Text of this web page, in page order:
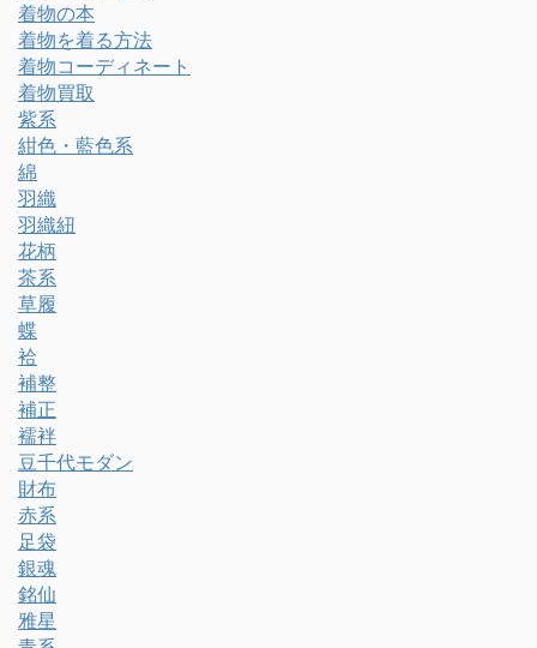
着物の本
着物を着る方法
着物コーディネート
着物買取
紫系
紺色・藍色系
綿
羽織
羽織紐
花柄
茶系
草履
蝶
袷
補整
補正
襦袢
豆千代モダン
財布
赤系
足袋
銀魂
銘仙
雅星